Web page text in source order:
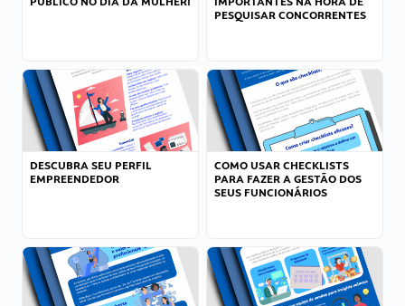
PESQUISAR CONCORRENTES
DESCUBRA SEU PERFIL
EMPREENDEDOR
COMO USAR CHECKLISTS
PARA FAZER A GESTÃO DOS
SEUS FUNCIONÁRIOS